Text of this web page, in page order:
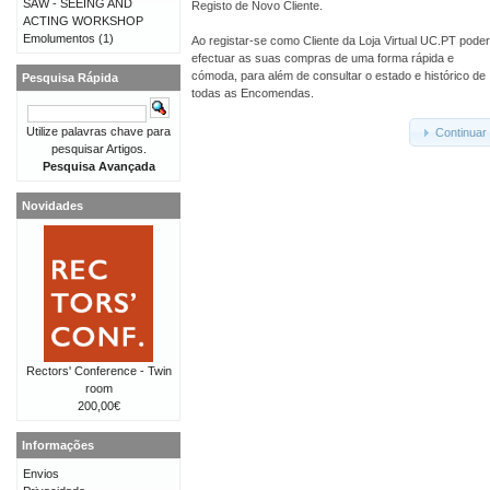
Registo de Novo Cliente.
Ao registar-se como Cliente da Loja Virtual UC.PT
efectuar as suas compras de uma forma rápida e
cómoda, para além de consultar o estado e histórico de
todas as Encomendas.
Continuar
SAW - SEEING AND
ACTING WORKSHOP
Emolumentos (1)
Pesquisa Rápida
Utilize palavras chave para
pesquisar Artigos.
Pesquisa Avançada
Novidades
Rectors' Conference - Twin
room
200,00€
Informações
Envios